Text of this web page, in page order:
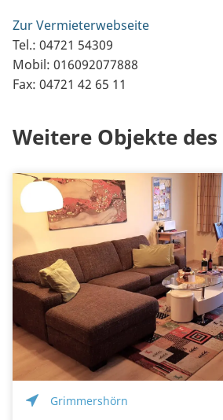
Zur Vermieterwebseite
Tel.: 04721 54309
Mobil: 016092077888
Fax: 04721 42 65 11
Weitere Objekte
Grimmershörn